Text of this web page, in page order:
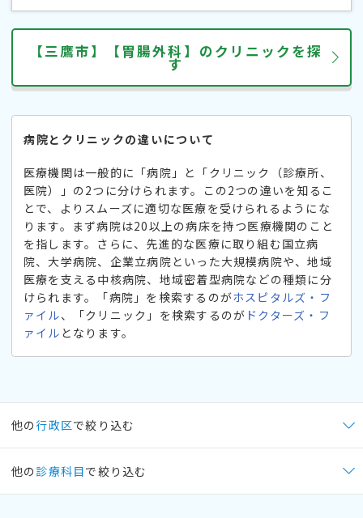
【三鷹市】【胃腸外科】のクリニックを探
す
病院とクリニックの違いについて
医療機関は一般的に「病院」と「クリニック（診療所、
医院）」の2つに分けられます。この2つの違いを知るこ
とで、よりスムーズに適切な医療を受けられるようにな
ります。まず病院は20以上の病床を持つ医療機関のこと
を指します。さらに、先進的な医療に取り組む国立病
院、大学病院、企業立病院といった大規模病院や、地域
医療を支える中核病院、地域密着型病院などの種類に分
けられます。「病院」を検索するのがホスピタルズ・フ
ァイル、「クリニック」を検索するのが ドクターズ・フ
ァイル となります。
他の行政区で絞り込む
他の 診療科目で絞り込む